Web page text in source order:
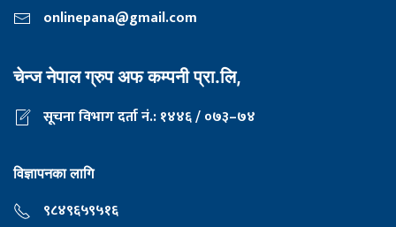
onlinepana@gmail.com
चेन्ज नेपाल ग्रुप अफ कम्पनी प्रा.लि,
सूचना विभाग दर्ता नं.: १४४६ / ०७३–७४
विज्ञापनका लागि
९८४९६५९५१६